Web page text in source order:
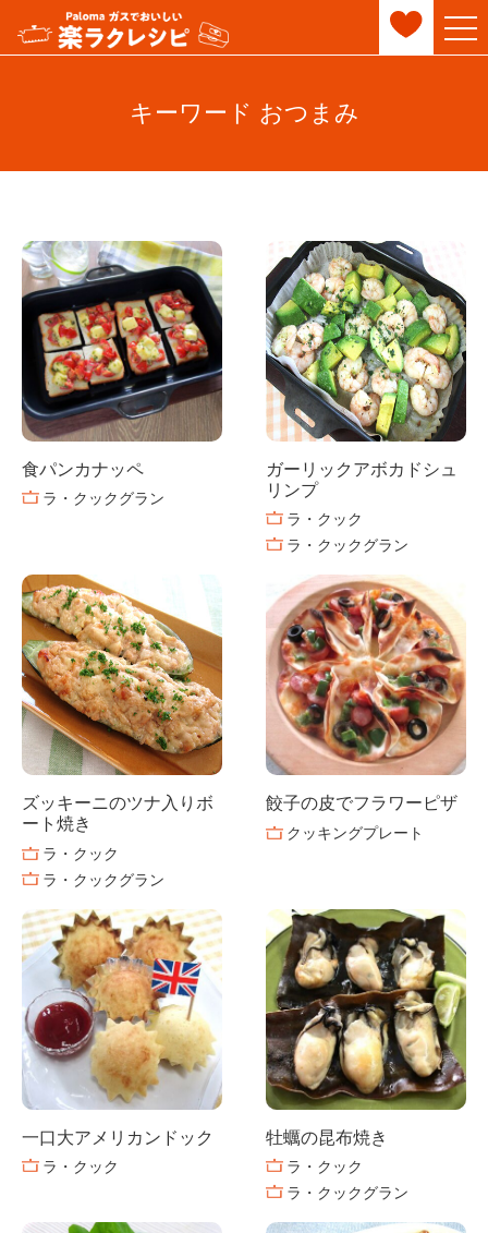
キーワード おつまみ
食パンカナッペ
ラ・クックグラン
ガーリックアボカドシュ
リンプ
ラ・クック
ラ・クックグラン
ズッキーニのツナ入りボ
ート焼き
ラ・クック
ラ・クックグラン
餃子の皮でフラワーピザ
クッキングプレート
一口大アメリカンドック
ラ・クック
牡蠣の昆布焼き
ラ・クック
ラ・クックグラン